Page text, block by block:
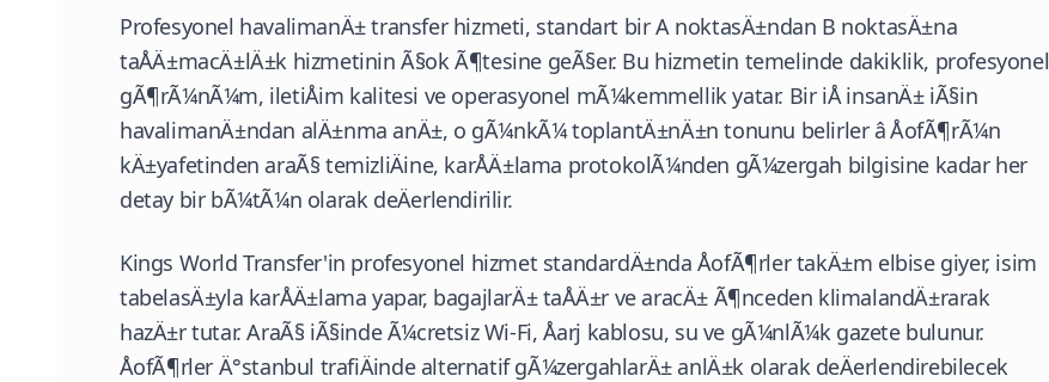
Profesyonel havalimanÄ± transfer hizmeti, standart bir A noktasÄ±ndan B noktasÄ±na
taÅÄ±macÄ±lÄ±k hizmetinin Ã§ok Ã¶tesine geÃ§er. Bu hizmetin temelinde dakiklik, profesyonel
gÃ¶rÃ¼nÃ¼m, iletiÅim kalitesi ve operasyonel mÃ¼kemmellik yatar. Bir iÅ insanÄ± iÃ§in
havalimanÄ±ndan alÄ±nma anÄ±, o gÃ¼nkÃ¼ toplantÄ±nÄ±n tonunu belirler â ÅofÃ¶rÃ¼n
kÄ±yafetinden araÃ§ temizliÄine, karÅÄ±lama protokolÃ¼nden gÃ¼zergah bilgisine kadar her
detay bir bÃ¼tÃ¼n olarak deÄerlendirilir.
Kings World Transfer'in profesyonel hizmet standardÄ±nda ÅofÃ¶rler takÄ±m elbise giyer, isim
tabelasÄ±yla karÅÄ±lama yapar, bagajlarÄ± taÅÄ±r ve aracÄ± Ã¶nceden klimalandÄ±rarak
hazÄ±r tutar. AraÃ§ iÃ§inde Ã¼cretsiz Wi-Fi, Åarj kablosu, su ve gÃ¼nlÃ¼k gazete bulunur.
ÅofÃ¶rler Ä°stanbul trafiÄinde alternatif gÃ¼zergahlarÄ± anlÄ±k olarak deÄerlendirebilecek